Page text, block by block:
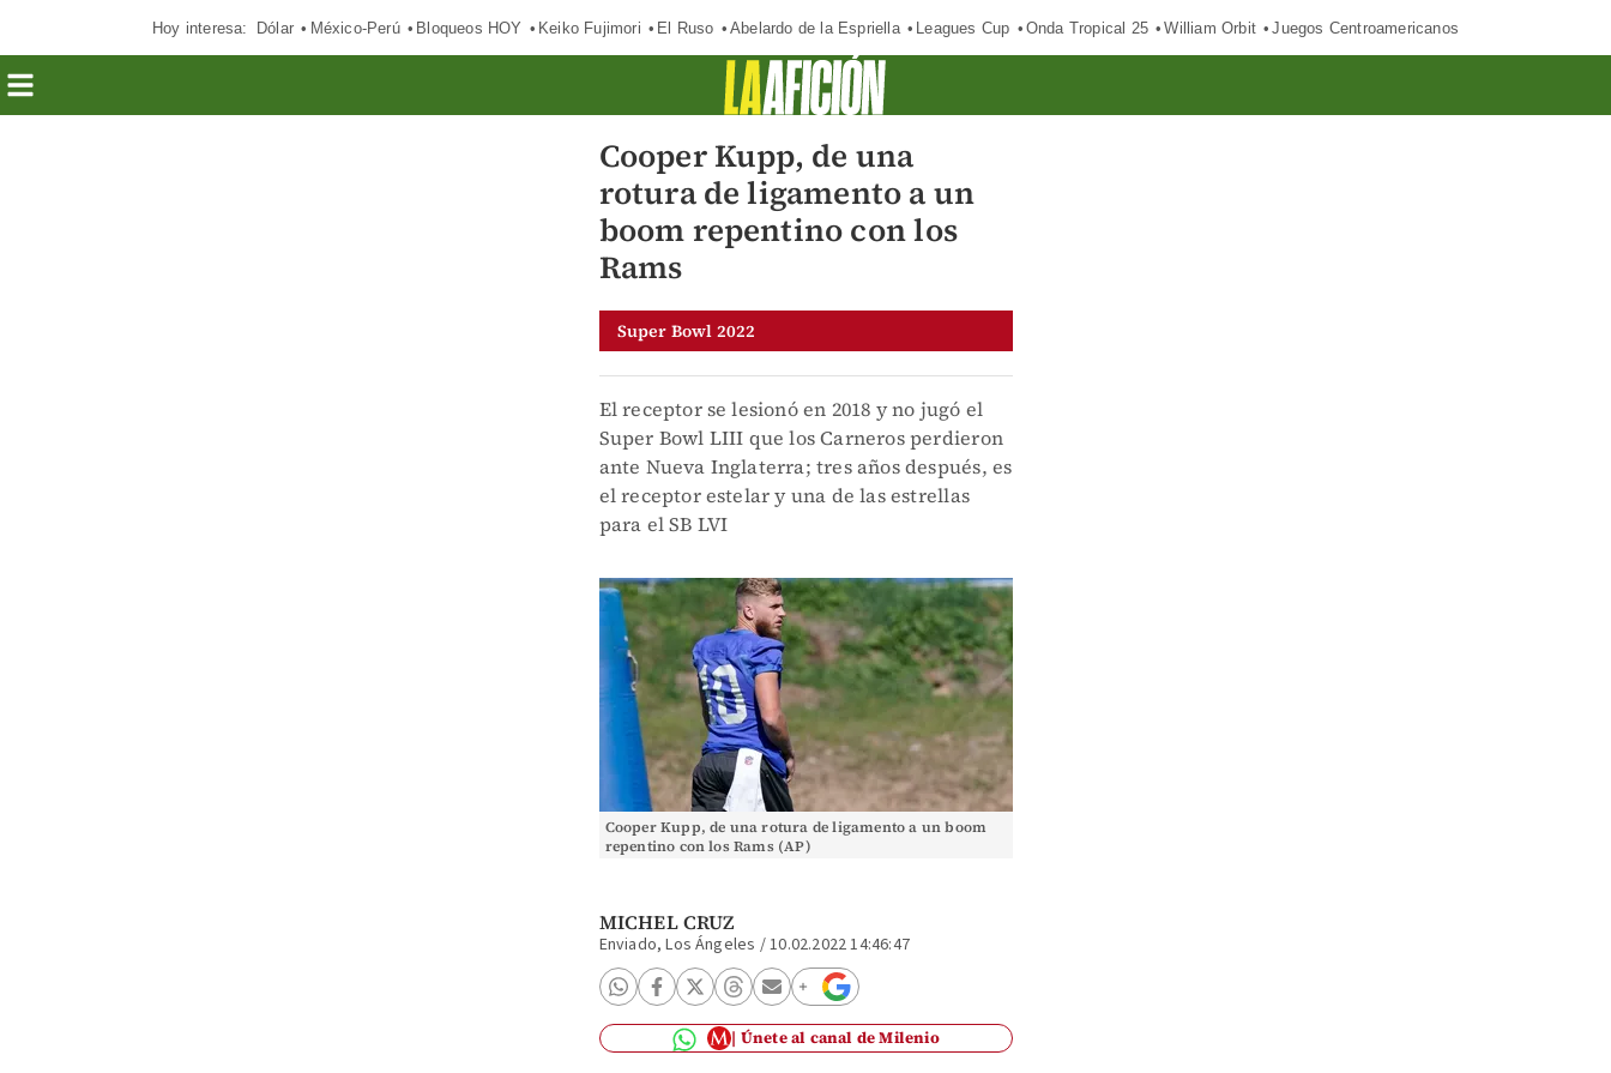
Hoy interesa: Dólar México-Perú Bloqueos HOY Keiko Fujimori El Ruso Abelardo de la Espriella Leagues Cup Onda Tropical 25 William Orbit Juegos Centroamericanos
Cooper Kupp, de una
rotura de ligamento a un
boom repentino con los
Rams
Super Bowl 2022
El receptor se lesionó en 2018 y no jugó el
Super Bowl LIII que los Carneros perdieron
ante Nueva Inglaterra; tres años después, es
el receptor estelar y una de las estrellas
para el SB LVI
Cooper Kupp, de una rotura de ligamento a un boom
repentino con los Rams (AP)
MICHEL CRUZ
Enviado, Los Ángeles /10.02.2022 14:46:47
Únete al canal de Milenio